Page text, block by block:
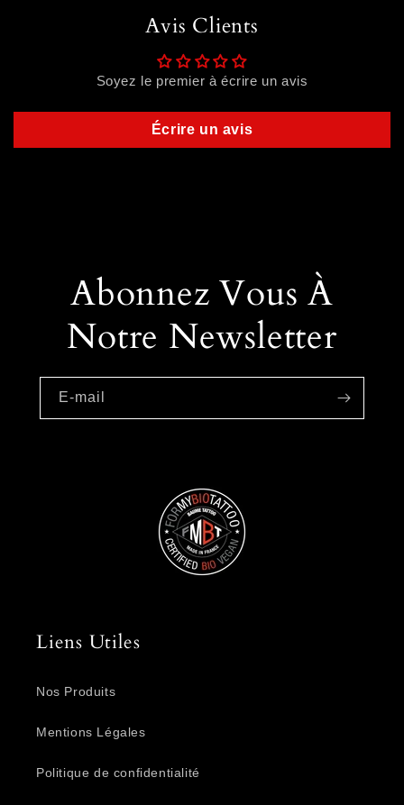
Avis Clients
Soyez le premier à écrire un avis
Écrire un avis
Abonnez Vous À
Notre Newsletter
E-mail
Liens Utiles
Nos Produits
Mentions Légales
Politique de confidentialité